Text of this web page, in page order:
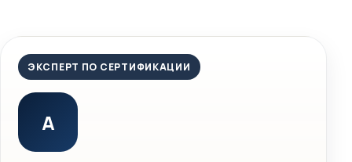
ЭКСПЕРТ ПО СЕРТИФИКАЦИИ
А